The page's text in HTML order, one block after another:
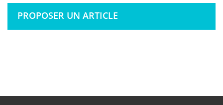
PROPOSER UN ARTICLE